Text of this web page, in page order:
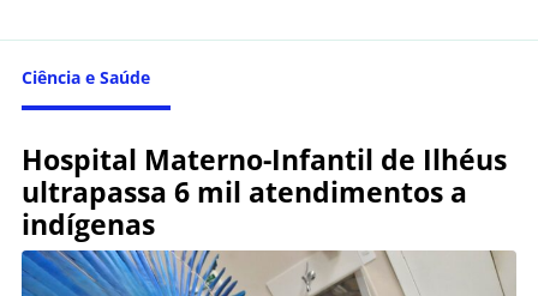
Ciência e Saúde
Hospital Materno-Infantil de Ilhéus
ultrapassa 6 mil atendimentos a
indígenas